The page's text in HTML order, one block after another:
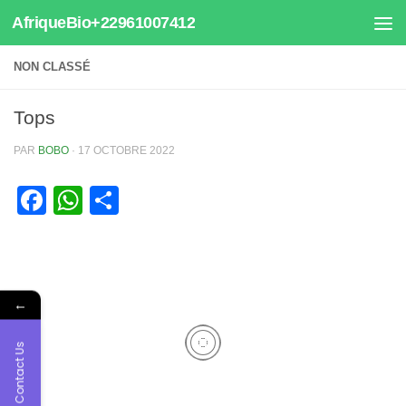
Au dessous du contenu
AfriqueBio+22961007412
NON CLASSÉ
Tops
PAR BOBO · 17 OCTOBRE 2022
Facebook
WhatsApp
←
Contact Us